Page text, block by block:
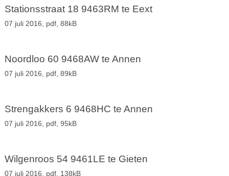
Stationsstraat 18 9463RM te Eext
07 juli 2016, pdf, 88kB
Noordloo 60 9468AW te Annen
07 juli 2016, pdf, 89kB
Strengakkers 6 9468HC te Annen
07 juli 2016, pdf, 95kB
Wilgenroos 54 9461LE te Gieten
07 juli 2016, pdf, 138kB